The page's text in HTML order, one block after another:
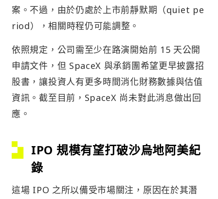
案。不過，由於仍處於上市前靜默期（quiet pe
riod），相關時程仍可能調整。
依照規定，公司需至少在路演開始前 15 天公開
申請文件，但 SpaceX 與承銷團希望更早披露招
股書，讓投資人有更多時間消化財務數據與估值
資訊。截至目前，SpaceX 尚未對此消息做出回
應。
IPO 規模有望打破沙烏地阿美紀
錄
這場 IPO 之所以備受市場關注，原因在於其潛